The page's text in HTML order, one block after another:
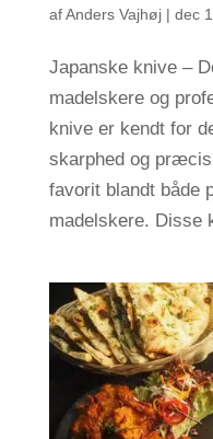
afAnders Vajhøj| dec
Japanske knive –
madelskere og
knive er kendt for
skarphed og
favorit blandt både
madelskere. Disse